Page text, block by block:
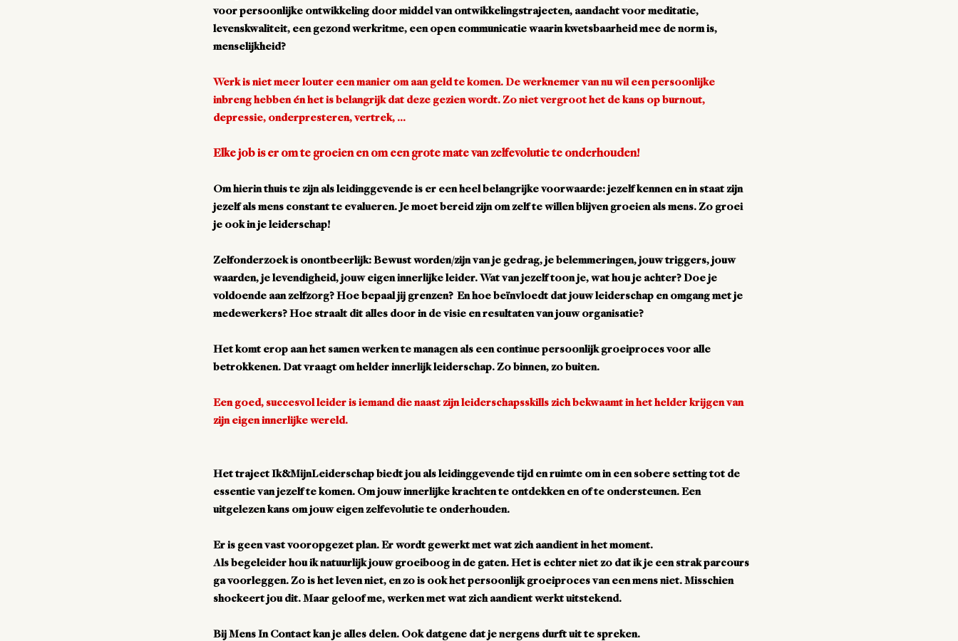
voor persoonlijke ontwikkeling door middel van ontwikkelingstrajecten, aandacht voor meditatie,
levenskwaliteit, een gezond werkritme, een open communicatie waarin kwetsbaarheid mee de norm is,
menselijkheid?
Werk is niet meer louter een manier om aan geld te komen. De werknemer van nu wil een persoonlijke
inbreng hebben én het is belangrijk dat deze gezien wordt. Zo niet vergroot het de kans op burnout,
depressie, onderpresteren, vertrek, …
Elke job is er om te groeien en om een grote mate van zelfevolutie te onderhouden!
Om hierin thuis te zijn als leidinggevende is er een heel belangrijke voorwaarde: jezelf kennen en in staat zijn
jezelf als mens constant te evalueren. Je moet bereid zijn om zelf te willen blijven groeien als mens. Zo groei
je ook in je leiderschap!
Zelfonderzoek is onontbeerlijk: Bewust worden/zijn van je gedrag, je belemmeringen, jouw triggers, jouw
waarden, je levendigheid, jouw eigen innerlijke leider. Wat van jezelf toon je, wat hou je achter? Doe je
voldoende aan zelfzorg? Hoe bepaal jij grenzen? En hoe beïnvloedt dat jouw leiderschap en omgang met je
medewerkers? Hoe straalt dit alles door in de visie en resultaten van jouw organisatie?
Het komt erop aan het samen werken te managen als een continue persoonlijk groeiproces voor alle
betrokkenen. Dat vraagt om helder innerlijk leiderschap. Zo binnen, zo buiten.
Een goed, succesvol leider is iemand die naast zijn leiderschapsskills zich bekwaamt in het helder krijgen van
zijn eigen innerlijke wereld.
Het traject Ik&MijnLeiderschap biedt jou als leidinggevende tijd en ruimte om in een sobere setting tot de
essentie van jezelf te komen. Om jouw innerlijke krachten te ontdekken en of te ondersteunen. Een
uitgelezen kans om jouw eigen zelfevolutie te onderhouden.
Er is geen vast vooropgezet plan. Er wordt gewerkt met wat zich aandient in het moment.
Als begeleider hou ik natuurlijk jouw groeiboog in de gaten. Het is echter niet zo dat ik je een strak parcours
ga voorleggen. Zo is het leven niet, en zo is ook het persoonlijk groeiproces van een mens niet. Misschien
shockeert jou dit. Maar geloof me, werken met wat zich aandient werkt uitstekend.
Bij Mens In Contact kan je alles delen. Ook datgene dat je nergens durft uit te spreken.